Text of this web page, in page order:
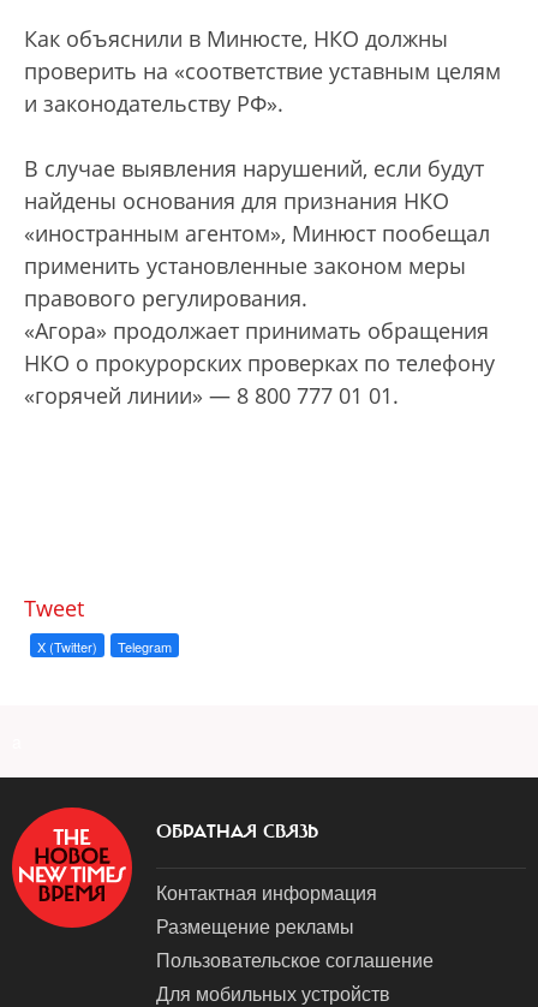
Как объяснили в Минюсте, НКО должны
проверить на «соответствие уставным целям
и законодательству РФ».
В случае выявления нарушений, если будут
найдены основания для признания НКО
«иностранным агентом», Минюст пообещал
применить установленные законом меры
правового регулирования.
«Агора» продолжает принимать обращения
НКО о прокурорских проверках по телефону
«горячей линии» — 8 800 777 01 01.
Tweet
X (Twitter) Telegram
ОБРАТНАЯ СВЯЗЬ
Контактная информация
Размещение рекламы
Пользовательское соглашение
Для мобильных устройств